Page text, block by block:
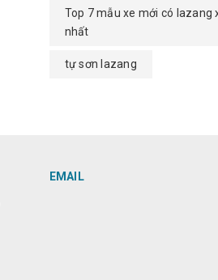
Top 7 mẫu xe mới có lazang
nhất
tự sơn lazang
EMAIL